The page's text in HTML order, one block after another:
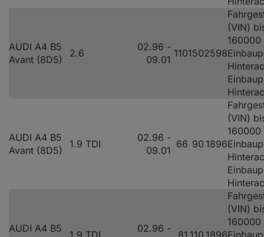
AUDI A4 B5
Avant (8D5)
2.6
02.96 -
09.01
1101502598
(VIN)
160000
AUDI A4 B5
Avant (8D5)
1.9 TDI
02.96 -
09.01
66 90 1896
(VIN)
160000
AUDI A4 B5
02.96 -
(VIN)
160000